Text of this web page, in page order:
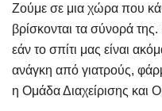
Ζούμε σε μια χώρα που
βρίσκονται τα σύνορά
εάν το σπίτι μας είναι
ανάγκη από γιατρούς,
η Ομάδα Διαχείρισης και